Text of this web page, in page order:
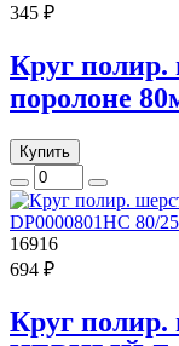
345 ₽
Круг
поролоне
Купить
16916
694 ₽
Круг полир.